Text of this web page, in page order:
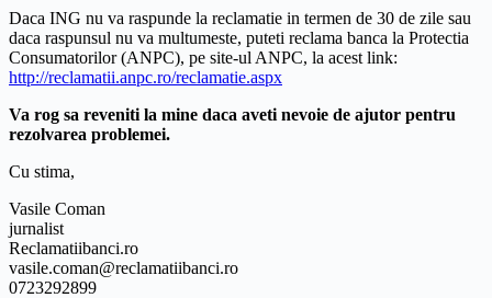
Daca ING nu va raspunde la reclamatie in termen de 30 de zile sau
daca raspunsul nu va multumeste, puteti reclama banca la Protectia
Consumatorilor (ANPC), pe site-ul ANPC, la acest link:
http://reclamatii.anpc.ro/reclamatie.aspx
Va rog sa reveniti la mine daca aveti nevoie de ajutor pentru
rezolvarea problemei.
Cu stima,
Vasile Coman
jurnalist
Reclamatiibanci.ro
vasile.coman@reclamatiibanci.ro
0723292899